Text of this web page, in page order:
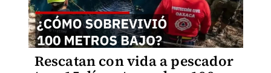
Rescatan con vida a pescador